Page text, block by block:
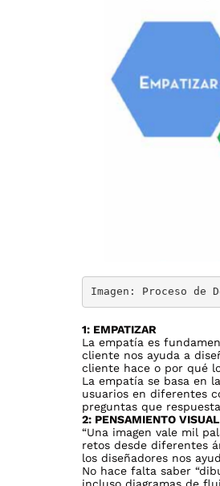
Imagen: Proceso de
1: EMPATIZAR
La empatía es
cliente nos ayuda a
cliente hace o por qué
La empatía se basa en
usuarios en diferentes
preguntas que
2: PENSAMIENTO VISUAL
“Una imagen vale mil
retos desde diferentes
los diseñadores nos
No hace falta saber